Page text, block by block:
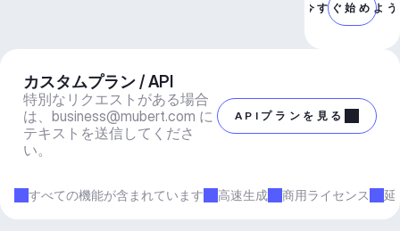
今すぐ始めよう
カスタムプラン / API
特別なリクエストがある場合
は、 business@mubert.com に
テキストを送信してくださ
い。
APIプランを見る
すべての機能が含まれています 高速生成 商用ライセンス 延